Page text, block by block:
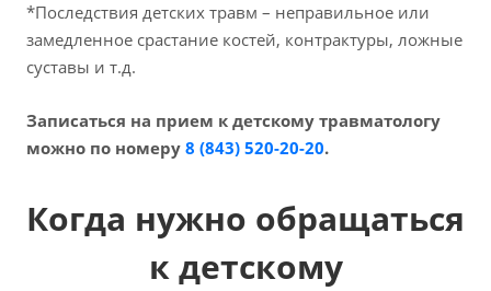
*Последствия детских травм – неправильное или
замедленное срастание костей, контрактуры, ложные
суставы и т.д.
Записаться на прием к детскому травматологу
можно по номеру 8 (843) 520-20-20.
Когда нужно обращаться
к детскому